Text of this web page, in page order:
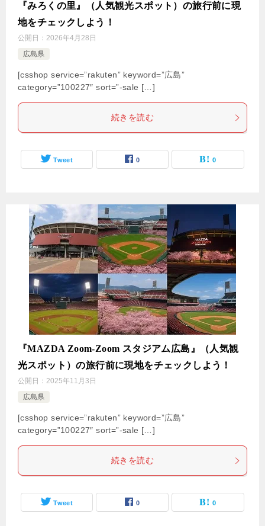
『みろくの里』（人気観光スポット）の旅行前に現
地をチェックしよう！
公開日： 2026年4月28日
広島県
[csshop service=”rakuten” keyword=”広島”
category=”100227″ sort=”-sale […]
続きを読む
Tweet 0 0
『MAZDA Zoom-Zoom スタジアム広島』（人気観
光スポット）の旅行前に現地をチェックしよう！
公開日： 2025年11月3日
広島県
[csshop service=”rakuten” keyword=”広島”
category=”100227″ sort=”-sale […]
続きを読む
Tweet 0 0